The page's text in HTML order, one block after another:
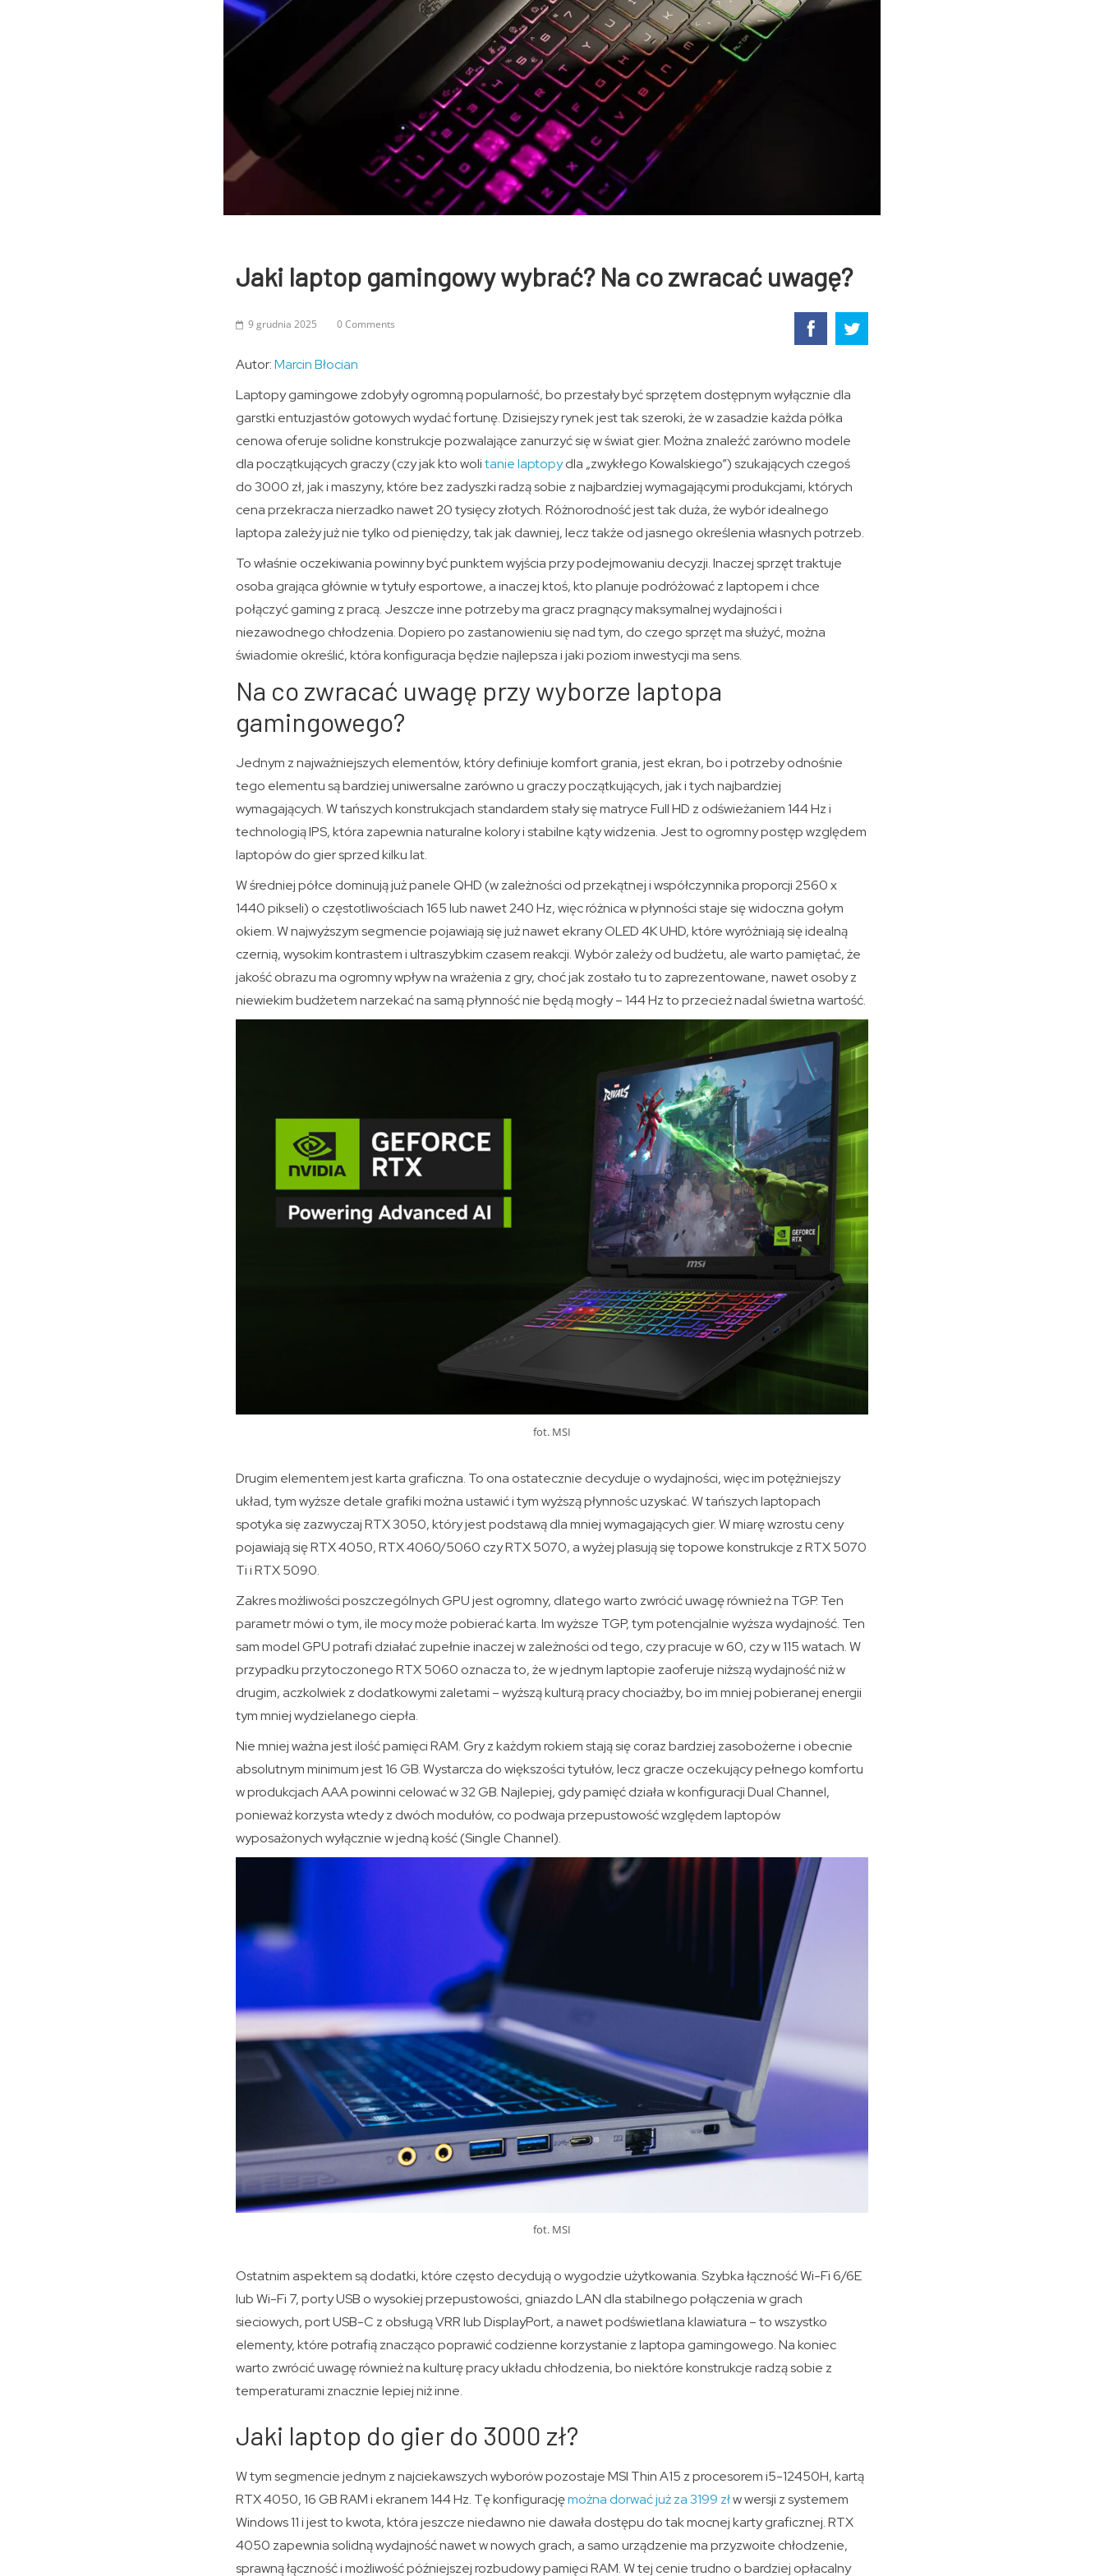
Jaki laptop gamingowy wybrać? Na co zwracać uwagę?
9 grudnia 2025 0 Comments
Autor:Marcin Błocian
Laptopy gamingowe zdobyły ogromną popularność, bo przestały być sprzętem dostępnym wyłącznie dla
garstki entuzjastów gotowych wydać fortunę. Dzisiejszy rynek jest tak szeroki, że w zasadzie każda półka
cenowa oferuje solidne konstrukcje pozwalające zanurzyć się w świat gier. Można znaleźć zarówno modele
dla początkujących graczy (czy jak kto wolitanie laptopydla „zwykłego Kowalskiego”) szukających czegoś
do 3000 zł, jak i maszyny, które bez zadyszki radzą sobie z najbardziej wymagającymi produkcjami, których
cena przekracza nierzadko nawet 20 tysięcy złotych. Różnorodność jest tak duża, że wybór idealnego
laptopa zależy już nie tylko od pieniędzy, tak jak dawniej, lecz także od jasnego określenia własnych potrzeb.
To właśnie oczekiwania powinny być punktem wyjścia przy podejmowaniu decyzji. Inaczej sprzęt traktuje
osoba grająca głównie w tytuły esportowe, a inaczej ktoś, kto planuje podróżować z laptopem i chce
połączyć gaming z pracą. Jeszcze inne potrzeby ma gracz pragnący maksymalnej wydajności i
niezawodnego chłodzenia. Dopiero po zastanowieniu się nad tym, do czego sprzęt ma służyć, można
świadomie określić, która konfiguracja będzie najlepsza i jaki poziom inwestycji ma sens.
Na co zwracać uwagę przy wyborze laptopa
gamingowego?
Jednym z najważniejszych elementów, który definiuje komfort grania, jest ekran, bo i potrzeby odnośnie
tego elementu są bardziej uniwersalne zarówno u graczy początkujących, jak i tych najbardziej
wymagających. W tańszych konstrukcjach standardem stały się matryce Full HD z odświeżaniem 144 Hz i
technologią IPS, która zapewnia naturalne kolory i stabilne kąty widzenia. Jest to ogromny postęp względem
laptopów do gier sprzed kilku lat.
W średniej półce dominują już panele QHD (w zależności od przekątnej i współczynnika proporcji 2560 x
1440 pikseli) o częstotliwościach 165 lub nawet 240 Hz, więc różnica w płynności staje się widoczna gołym
okiem. W najwyższym segmencie pojawiają się już nawet ekrany OLED 4K UHD, które wyróżniają się idealną
czernią, wysokim kontrastem i ultraszybkim czasem reakcji. Wybór zależy od budżetu, ale warto pamiętać, że
jakość obrazu ma ogromny wpływ na wrażenia z gry, choć jak zostało tu to zaprezentowane, nawet osoby z
niewiekim budżetem narzekać na samą płynność nie będą mogły – 144 Hz to przecież nadal świetna wartość.
fot. MSI
Drugim elementem jest karta graficzna. To ona ostatecznie decyduje o wydajności, więc im potężniejszy
układ, tym wyższe detale grafiki można ustawić i tym wyższą płynnośc uzyskać. W tańszych laptopach
spotyka się zazwyczaj RTX 3050, który jest podstawą dla mniej wymagających gier. W miarę wzrostu ceny
pojawiają się RTX 4050, RTX 4060/5060 czy RTX 5070, a wyżej plasują się topowe konstrukcje z RTX 5070
Ti i RTX 5090.
Zakres możliwości poszczególnych GPU jest ogromny, dlatego warto zwrócić uwagę również na TGP. Ten
parametr mówi o tym, ile mocy może pobierać karta. Im wyższe TGP, tym potencjalnie wyższa wydajność. Ten
sam model GPU potrafi działać zupełnie inaczej w zależności od tego, czy pracuje w 60, czy w 115 watach. W
przypadku przytoczonego RTX 5060 oznacza to, że w jednym laptopie zaoferuje niższą wydajność niż w
drugim, aczkolwiek z dodatkowymi zaletami – wyższą kulturą pracy chociażby, bo im mniej pobieranej energii
tym mniej wydzielanego ciepła.
Nie mniej ważna jest ilość pamięci RAM. Gry z każdym rokiem stają się coraz bardziej zasobożerne i obecnie
absolutnym minimum jest 16 GB. Wystarcza do większości tytułów, lecz gracze oczekujący pełnego komfortu
w produkcjach AAA powinni celować w 32 GB. Najlepiej, gdy pamięć działa w konfiguracji Dual Channel,
ponieważ korzysta wtedy z dwóch modułów, co podwaja przepustowość względem laptopów
wyposażonych wyłącznie w jedną kość (Single Channel).
fot. MSI
Ostatnim aspektem są dodatki, które często decydują o wygodzie użytkowania. Szybka łączność Wi-Fi 6/6E
lub Wi-Fi 7, porty USB o wysokiej przepustowości, gniazdo LAN dla stabilnego połączenia w grach
sieciowych, port USB-C z obsługą VRR lub DisplayPort, a nawet podświetlana klawiatura – to wszystko
elementy, które potrafią znacząco poprawić codzienne korzystanie z laptopa gamingowego. Na koniec
warto zwrócić uwagę również na kulturę pracy układu chłodzenia, bo niektóre konstrukcje radzą sobie z
temperaturami znacznie lepiej niż inne.
Jaki laptop do gier do 3000 zł?
W tym segmencie jednym z najciekawszych wyborów pozostaje MSI Thin A15 z procesorem i5-12450H, kartą
RTX 4050, 16 GB RAM i ekranem 144 Hz. Tę konfiguracjęmożna dorwać już za 3199 złw wersji z systemem
Windows 11 i jest to kwota, która jeszcze niedawno nie dawała dostępu do tak mocnej karty graficznej. RTX
4050 zapewnia solidną wydajność nawet w nowych grach, a samo urządzenie ma przyzwoite chłodzenie,
sprawną łączność i możliwość późniejszej rozbudowy pamięci RAM. W tej cenie trudno o bardziej opłacalny